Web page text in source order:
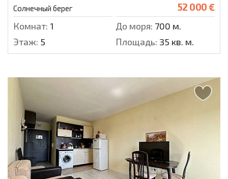
Солнечный берег 52 000 €
Комнат: 1 До моря: 700 м.
Этаж: 5 Площадь: 35 кв. м.